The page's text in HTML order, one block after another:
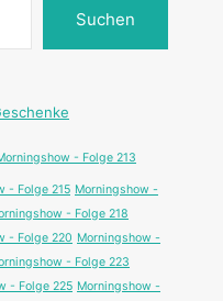
Suchen
- Folge 213
- Folge 215 Morningshow -
- Folge 218
- Folge 220 Morningshow -
- Folge 223
- Folge 225 Morningshow -